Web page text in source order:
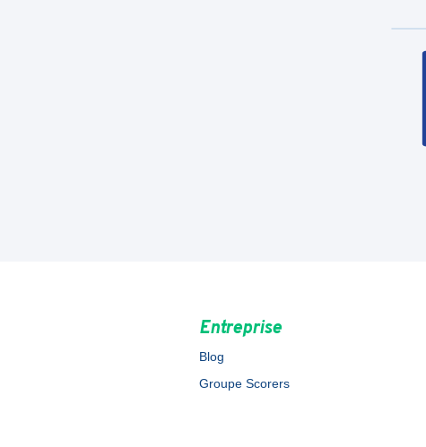
Entreprise
Blog
Groupe Scorers